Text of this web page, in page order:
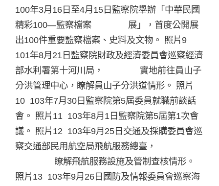
100年3月16日至4月15日監察院舉辦「中華民國
精彩100—監察檔案 展」，首度公開展
出100件重要監察檔案、史料及文物。 照片9
101年8月21日監察院財政及經濟委員會巡察經濟
部水利署第十河川局， 實地前往員山子
分洪管理中心，瞭解員山子分洪道情形。 照片
10 103年7月30日監察院第5屆委員就職前談話
會。 照片11 103年8月1日監察院第5屆第1次會
議。 照片12 103年9月25日交通及採購委員會巡
察交通部民用航空局飛航服務總臺，
瞭解飛航服務設施及管制查核情形。
照片13 103年9月26日國防及情報委員會巡察海